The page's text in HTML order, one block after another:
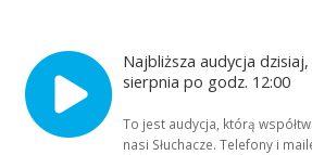
Najbliższa audycja
sierpnia po godz. 12:00
To jest audycja, którą
nasi Słuchacze. Telefony i